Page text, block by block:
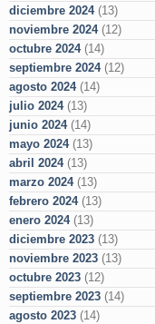
diciembre 2024(13)
noviembre 2024(12)
octubre 2024(14)
septiembre 2024(12)
agosto 2024(14)
julio 2024(13)
junio 2024(14)
mayo 2024(13)
abril 2024(13)
marzo 2024(13)
febrero 2024(13)
enero 2024(13)
diciembre 2023 (13)
noviembre 2023 (13)
octubre 2023 (12)
septiembre 2023 (14)
agosto 2023 (14)